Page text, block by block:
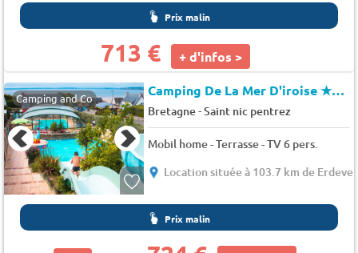
Prix malin
713 € + d'infos >
Camping and Co Camping De La Mer D'iroise★★★★
Bretagne-Saint nic pentrez
Mobil home - Terrasse - TV 6 pers.
Location située à 103.7 km de
Prix malin